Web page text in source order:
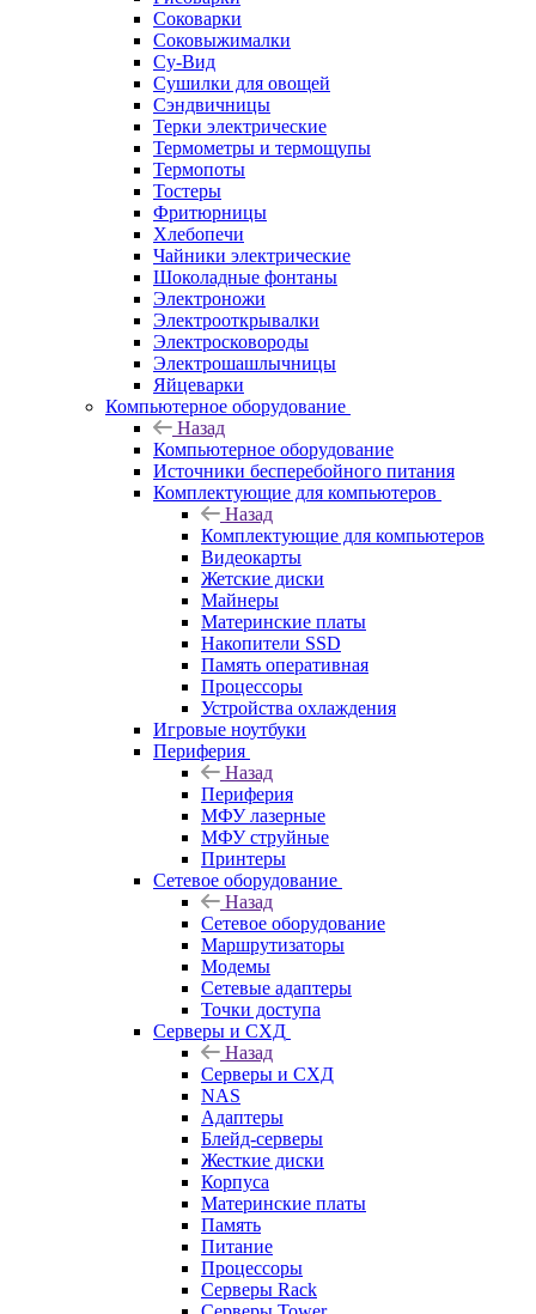
Соковарки
Соковыжималки
Су-Вид
Сушилки для овощей
Сэндвичницы
Терки электрические
Термометры и термощупы
Термопоты
Тостеры
Фритюрницы
Хлебопечи
Чайники электрические
Шоколадные фонтаны
Электроножи
Электрооткрывалки
Электросковороды
Электрошашлычницы
Яйцеварки
Компьютерное оборудование
Назад
Компьютерное оборудование
Источники бесперебойного питания
Комплектующие для компьютеров
Назад
Комплектующие для компьютеров
Видеокарты
Жетские диски
Майнеры
Материнские платы
Накопители SSD
Память оперативная
Процессоры
Устройства охлаждения
Игровые ноутбуки
Периферия
Назад
Периферия
МФУ лазерные
МФУ струйные
Принтеры
Сетевое оборудование
Назад
Сетевое оборудование
Маршрутизаторы
Модемы
Сетевые адаптеры
Точки доступа
Серверы и СХД
Назад
Серверы и СХД
NAS
Адаптеры
Блейд-серверы
Жесткие диски
Корпуса
Материнские платы
Память
Питание
Процессоры
Серверы Rack